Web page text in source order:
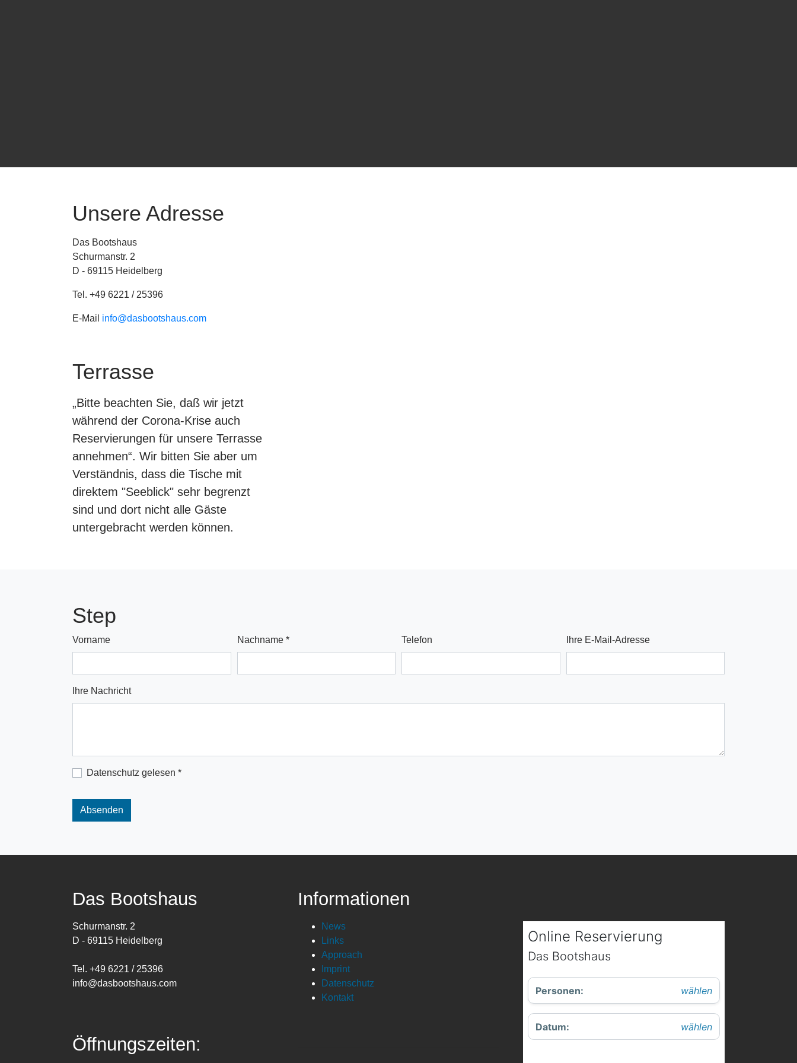
Unsere Adresse
Das Bootshaus
Schurmanstr. 2
D - 69115 Heidelberg
Tel. +49 6221 / 25396
E-Mail info@dasbootshaus.com
Terrasse
„Bitte beachten Sie, daß wir jetzt
während der Corona-Krise auch
Reservierungen für unsere Terrasse
annehmen“. Wir bitten Sie aber um
Verständnis, dass die Tische mit
direktem "Seeblick" sehr begrenzt
sind und dort nicht alle Gäste
untergebracht werden können.
Step
Vorname Nachname * Telefon Ihre E-Mail-Adresse
Ihre Nachricht
Datenschutz gelesen *
Absenden
Das Bootshaus
Schurmanstr. 2
D - 69115 Heidelberg
Tel. +49 6221 / 25396
info@dasbootshaus.com
Öffnungszeiten:
Informationen
News
Links
Approach
Imprint
Datenschutz
Kontakt